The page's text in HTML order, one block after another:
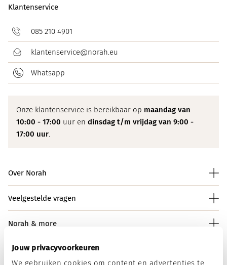
Jouw privacyvoorkeuren
We gebruiken cookies om content en advertenties te
Klantenservice
085 210 4901
klantenservice@norah.eu
Whatsapp
Onze klantenservice is bereikbaar op maandag van
10:00 - 17:00 uur en dinsdag t/m vrijdag van 9:00 -
17:00 uur.
Over Norah
Veelgestelde vragen
Norah & more